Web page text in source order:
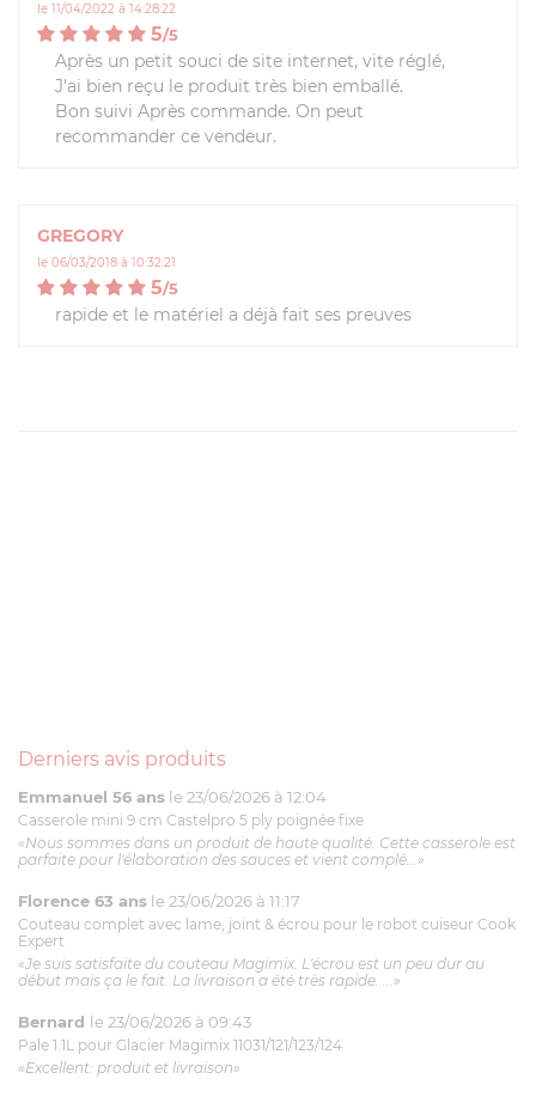
le 11/04/2022 à 14:28:22
5/5
Après un petit souci de site internet, vite réglé,
J'ai bien reçu le produit très bien emballé.
Bon suivi Après commande. On peut
recommander ce vendeur.
GREGORY
le 06/03/2018 à 10:32:21
5/5
rapide et le matériel a déjà fait ses preuves
Derniers avis produits
Emmanuel 56 ans le 23/06/2026 à 12:04
Casserole mini 9 cm Castelpro 5 ply poignée fixe
«Nous sommes dans un produit de haute qualité. Cette casserole est
parfaite pour l'élaboration des sauces et vient complé...»
Florence 63 ans le 23/06/2026 à 11:17
Couteau complet avec lame, joint & écrou pour le robot cuiseur Cook
Expert
«Je suis satisfaite du couteau Magimix. L'écrou est un peu dur au
début mais ça le fait. La livraison a été très rapide. ...»
Bernard le 23/06/2026 à 09:43
Pale 1.1L pour Glacier Magimix 11031/121/123/124
«Excellent: produit et livraison»